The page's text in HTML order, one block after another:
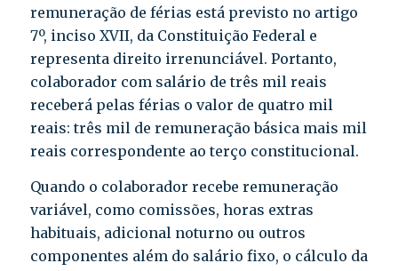
remuneração de férias está previsto no artigo
7º, inciso XVII, da Constituição Federal e
representa direito irrenunciável. Portanto,
colaborador com salário de três mil reais
receberá pelas férias o valor de quatro mil
reais: três mil de remuneração básica mais mil
reais correspondente ao terço constitucional.
Quando o colaborador recebe remuneração
variável, como comissões, horas extras
habituais, adicional noturno ou outros
componentes além do salário fixo, o cálculo da